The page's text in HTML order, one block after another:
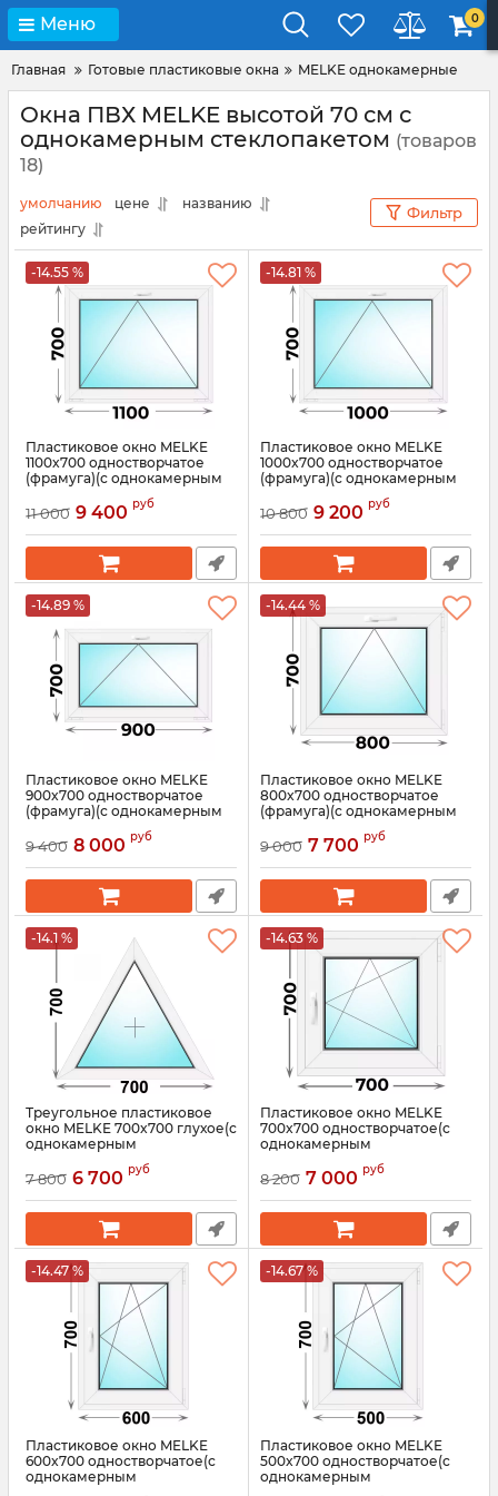
Меню 0
Главная Готовые пластиковые окна MELKE однокамерные
Окна ПВХ MELKE высотой 70 см с
однокамерным стеклопакетом (товаров
18)
умолчанию цене
названию
рейтингу
Фильтр
-14.55 %
Пластиковое окно MELKE
1100x700 одностворчатое
(фрамуга)(с однокамерным
Артикул: 3727
11 000 9 400 руб
-14.81 %
Пластиковое окно MELKE
1000x700 одностворчатое
(фрамуга)(с однокамерным
Артикул: 3724
10 800 9 200 руб
-14.89 %
Пластиковое окно MELKE
900x700 одностворчатое
(фрамуга)(с однокамерным
Артикул: 3722
9 400 8 000 руб
-14.44 %
Пластиковое окно MELKE
800x700 одностворчатое
(фрамуга)(с однокамерным
Артикул: 3720
9 000 7 700 руб
-14.1 %
Треугольное пластиковое
окно MELKE 700x700 глухое(с
однокамерным
Артикул: 3695
7 800 6 700 руб
-14.63 %
Пластиковое окно MELKE
700x700 одностворчатое(с
однокамерным
Артикул: 3640
8 200 7 000 руб
-14.47 %
Пластиковое окно MELKE
600x700 одностворчатое(с
однокамерным
-14.67 %
Пластиковое окно MELKE
500x700 одностворчатое(с
однокамерным